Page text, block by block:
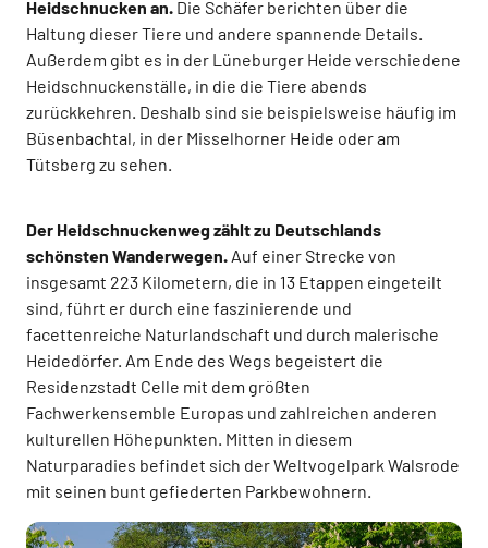
Heidschnucken an. Die Schäfer berichten über die
Haltung dieser Tiere und andere spannende Details.
Außerdem gibt es in der Lüneburger Heide verschiedene
Heidschnuckenställe, in die die Tiere abends
zurückkehren. Deshalb sind sie beispielsweise häufig im
Büsenbachtal, in der Misselhorner Heide oder am
Tütsberg zu sehen.
Der Heidschnuckenweg zählt zu Deutschlands
schönsten Wanderwegen. Auf einer Strecke von
insgesamt 223 Kilometern, die in 13 Etappen eingeteilt
sind, führt er durch eine faszinierende und
facettenreiche Naturlandschaft und durch malerische
Heidedörfer. Am Ende des Wegs begeistert die
Residenzstadt Celle mit dem größten
Fachwerkensemble Europas und zahlreichen anderen
kulturellen Höhepunkten. Mitten in diesem
Naturparadies befindet sich der Weltvogelpark Walsrode
mit seinen bunt gefiederten Parkbewohnern.